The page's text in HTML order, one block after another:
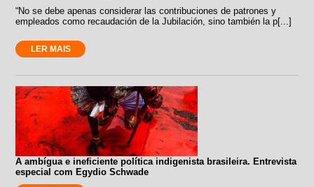
“No se debe apenas considerar las contribuciones de patrones y
empleados como recaudación de la Jubilación, sino también la p[...]
LER MAIS
A ambígua e ineficiente política indigenista brasileira. Entrevista
especial com Egydio Schwade